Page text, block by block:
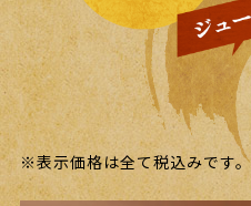
※表示価格は全て税込みです。